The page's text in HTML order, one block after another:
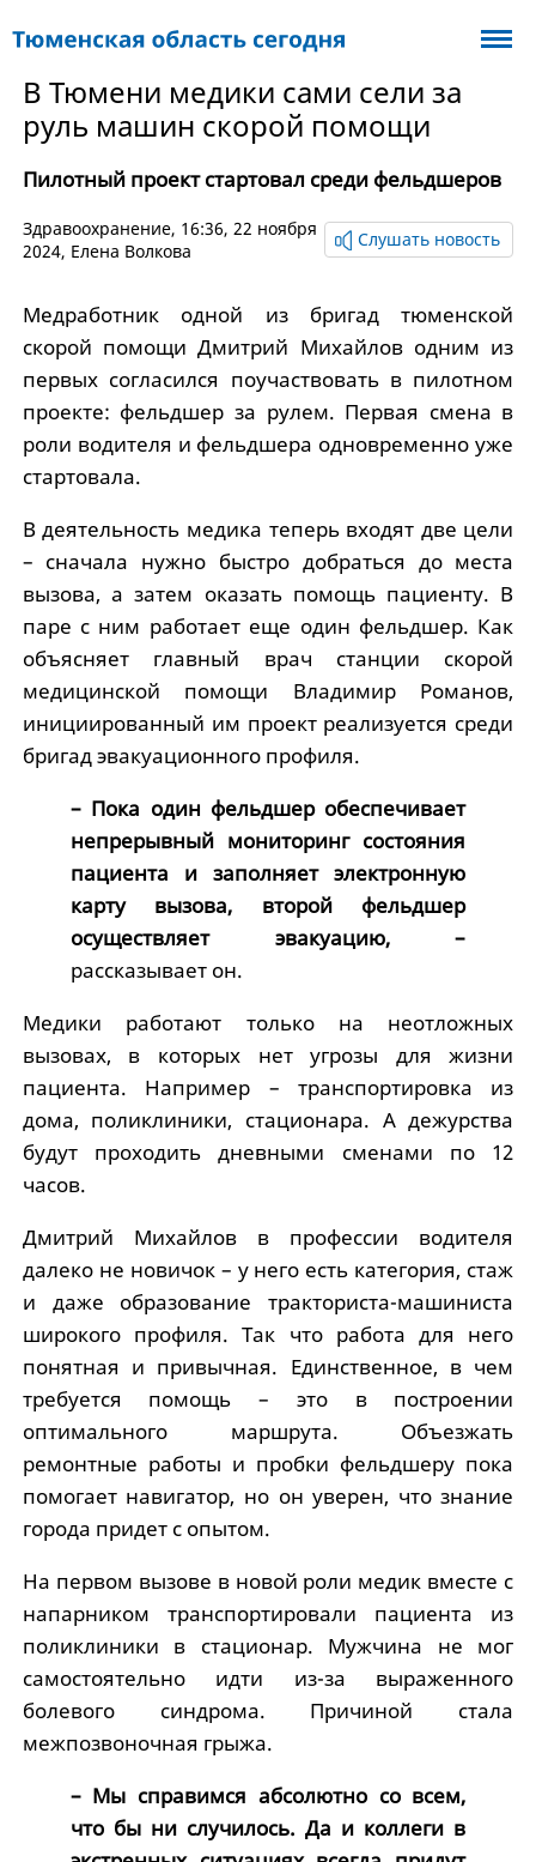
В Тюмени медики сами сели за
руль машин скорой помощи
Пилотный проект стартовал среди фельдшеров
Здравоохранение, 16:36, 22 ноября
2024, Елена Волкова
Слушать новость
Медработник одной из бригад тюменской
скорой помощи Дмитрий Михайлов одним из
первых согласился поучаствовать в пилотном
проекте: фельдшер за рулем. Первая смена в
роли водителя и фельдшера одновременно уже
стартовала.
В деятельность медика теперь входят две цели
– сначала нужно быстро добраться до места
вызова, а затем оказать помощь пациенту. В
паре с ним работает еще один фельдшер. Как
объясняет главный врач станции скорой
медицинской помощи Владимир Романов,
инициированный им проект реализуется среди
бригад эвакуационного профиля.
– Пока один фельдшер обеспечивает
непрерывный мониторинг состояния
пациента и заполняет электронную
карту вызова, второй фельдшер
осуществляет эвакуацию, –
рассказывает он.
Медики работают только на неотложных
вызовах, в которых нет угрозы для жизни
пациента. Например – транспортировка из
дома, поликлиники, стационара. А дежурства
будут проходить дневными сменами по 12
часов.
Дмитрий Михайлов в профессии водителя
далеко не новичок – у него есть категория, стаж
и даже образование тракториста-машиниста
широкого профиля. Так что работа для него
понятная и привычная. Единственное, в чем
требуется помощь – это в построении
оптимального маршрута. Объезжать
ремонтные работы и пробки фельдшеру пока
помогает навигатор, но он уверен, что знание
города придет с опытом.
На первом вызове в новой роли медик вместе с
напарником транспортировали пациента из
поликлиники в стационар. Мужчина не мог
самостоятельно идти из-за выраженного
болевого синдрома. Причиной стала
межпозвоночная грыжа.
– Мы справимся абсолютно со всем,
что бы ни случилось. Да и коллеги в